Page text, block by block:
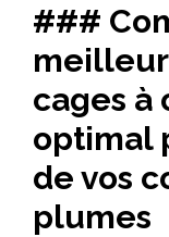
###
cages à
optimal
de vos
plumes